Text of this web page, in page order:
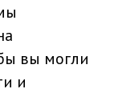
вы могли
и